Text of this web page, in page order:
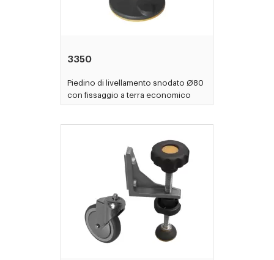
3350
Piedino di livellamento snodato Ø80
con fissaggio a terra economico